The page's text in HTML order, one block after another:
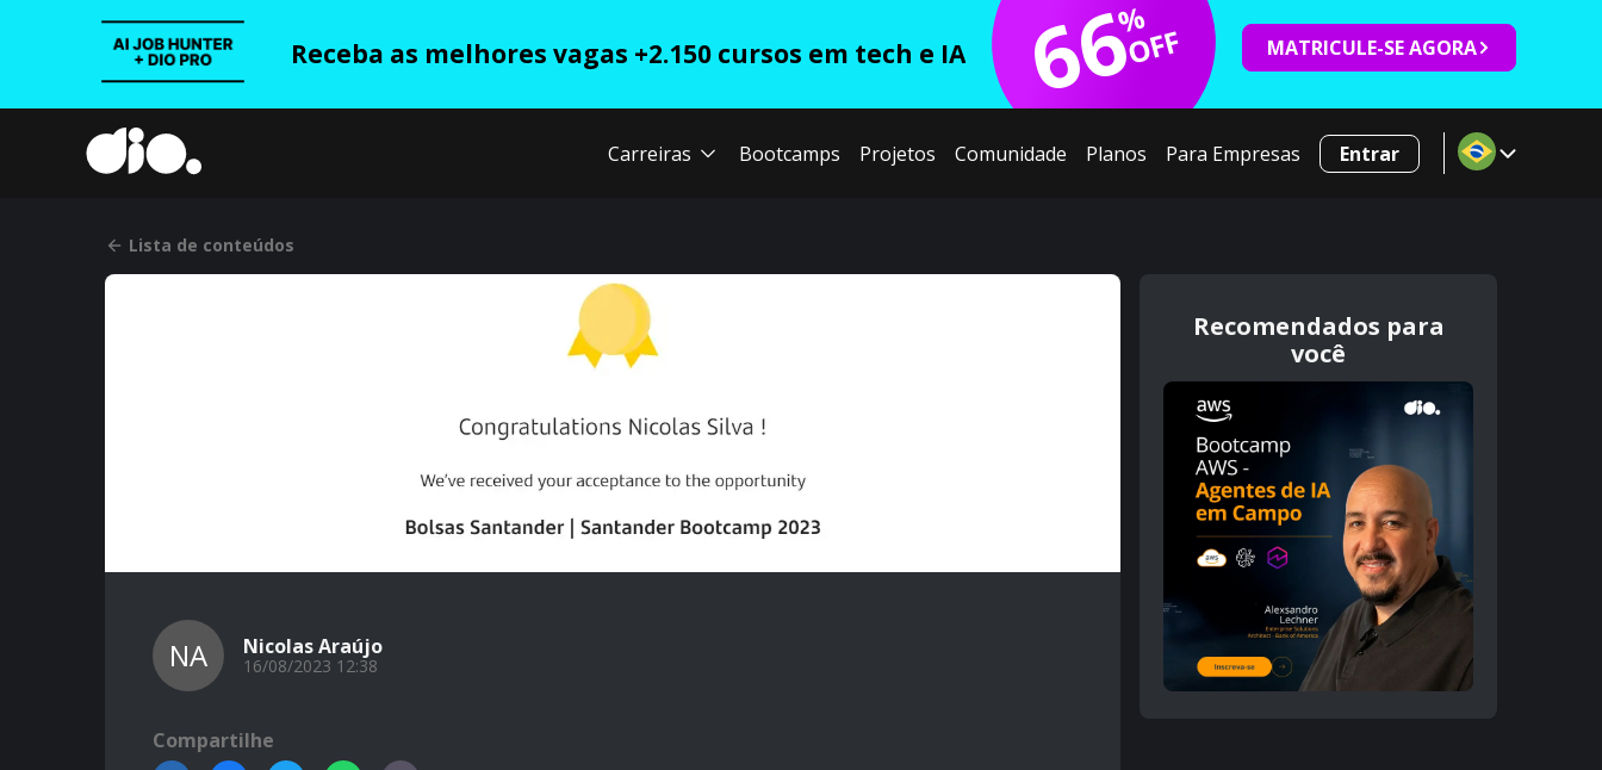
Receba as melhores vagas +2.150 cursos em tech e IA 66
%
OFF MATRICULE-SE AGORA
Carreiras Bootcamps Projetos Comunidade Planos Para Empresas Entrar
Lista de conteúdos
NA Nicolas Araújo
16/08/2023 12:38
Compartilhe
Recomendados para
você